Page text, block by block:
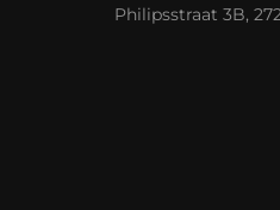
Philipsstraat 3B,